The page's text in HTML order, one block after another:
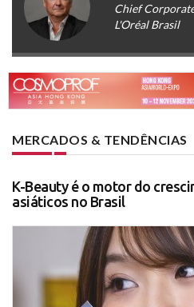
Chief
L'Oréal Brasil
MERCADOS & TENDÊNCIAS
K-Beauty é o motor do
asiáticos no Brasil